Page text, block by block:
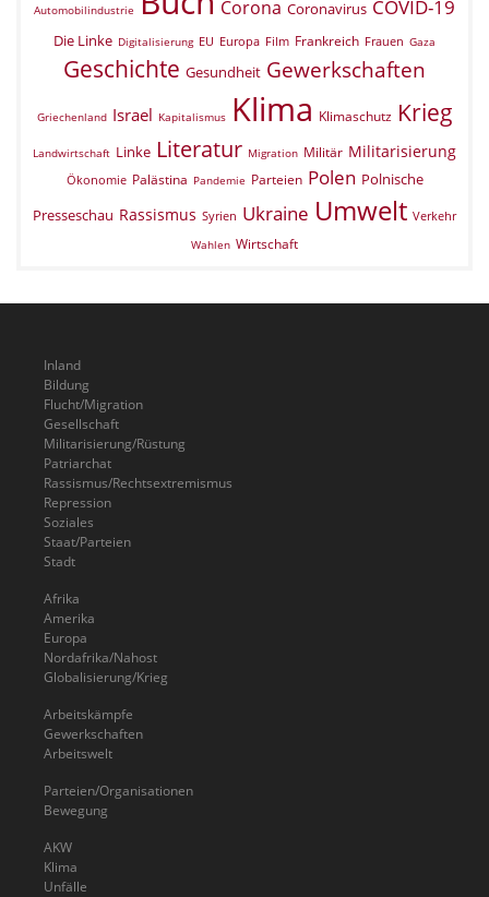
Automobilindustrie Corona Coronavirus COVID-19
Die Linke Digitalisierung EU Europa Film Frankreich Frauen Gaza
Geschichte Gesundheit Gewerkschaften
Griechenland Israel Kapitalismus Klima Klimaschutz Krieg
Landwirtschaft Linke Literatur Migration Militär Militarisierung
Ökonomie Palästina Pandemie Parteien Polen Polnische
Presseschau Rassismus Syrien Ukraine Umwelt Verkehr
Wahlen Wirtschaft
Inland
Bildung
Flucht/Migration
Gesellschaft
Militarisierung/Rüstung
Patriarchat
Rassismus/Rechtsextremismus
Repression
Soziales
Staat/Parteien
Stadt
Afrika
Amerika
Europa
Nordafrika/Nahost
Globalisierung/Krieg
Arbeitskämpfe
Gewerkschaften
Arbeitswelt
Parteien/Organisationen
Bewegung
AKW
Klima
Unfälle